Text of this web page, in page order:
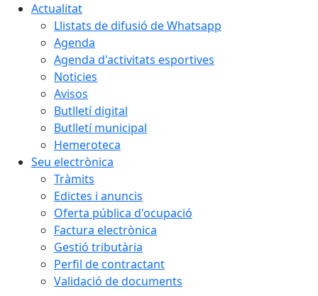
Actualitat
Llistats de difusió de Whatsapp
Agenda
Agenda d'activitats esportives
Noticies
Avisos
Butlletí digital
Butlletí municipal
Hemeroteca
Seu electrònica
Tràmits
Edictes i anuncis
Oferta pública d'ocupació
Factura electrònica
Gestió tributària
Perfil de contractant
Validació de documents